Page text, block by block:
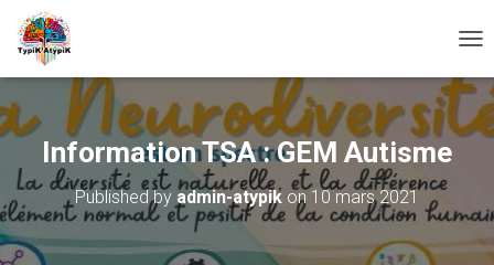
U
V
R
I
E
R
Information TSA : GEM Autisme
Published by admin-atypik on 10 mars 2021